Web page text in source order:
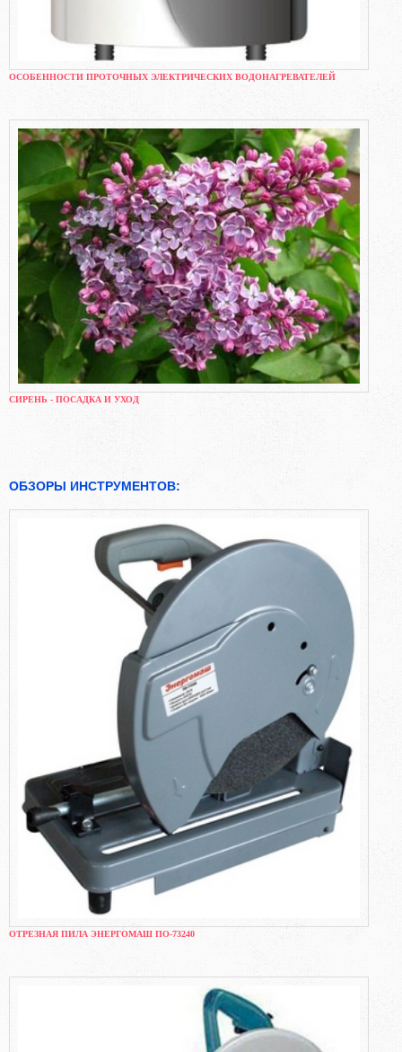
ОСОБЕННОСТИ ПРОТОЧНЫХ ЭЛЕКТРИЧЕСКИХ ВОДОНАГРЕВАТЕЛЕЙ
СИРЕНЬ - ПОСАДКА И УХОД
ОБЗОРЫ ИНСТРУМЕНТОВ:
ОТРЕЗНАЯ ПИЛА ЭНЕРГОМАШ ПО-73240